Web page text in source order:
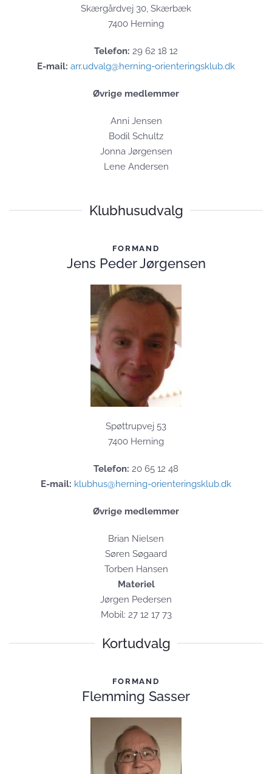
Skærgårdvej 30, Skærbæk
7400 Herning
Telefon: 29 62 18 12
E-mail: arr.udvalg@herning-orienteringsklub.dk
Øvrige medlemmer
Anni Jensen
Bodil Schultz
Jonna Jørgensen
Lene Andersen
Klubhusudvalg
FORMAND
Jens Peder Jørgensen
Spøttrupvej 53
7400 Herning
Telefon: 20 65 12 48
E-mail: klubhus@herning-orienteringsklub.dk
Øvrige medlemmer
Brian Nielsen
Søren Søgaard
Torben Hansen
Materiel
Jørgen Pedersen
Mobil: 27 12 17 73
Kortudvalg
FORMAND
Flemming Sasser